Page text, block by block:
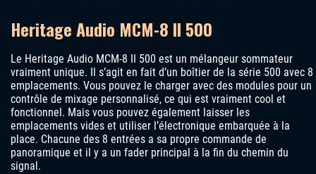
Heritage Audio MCM-8 II 500
Le Heritage Audio MCM-8 II 500 est un mélangeur sommateur
vraiment unique. Il s’agit en fait d’un boîtier de la série 500 avec 8
emplacements. Vous pouvez le charger avec des modules pour un
contrôle de mixage personnalisé, ce qui est vraiment cool et
fonctionnel. Mais vous pouvez également laisser les
emplacements vides et utiliser l’électronique embarquée à la
place. Chacune des 8 entrées a sa propre commande de
panoramique et il y a un fader principal à la fin du chemin du
signal.